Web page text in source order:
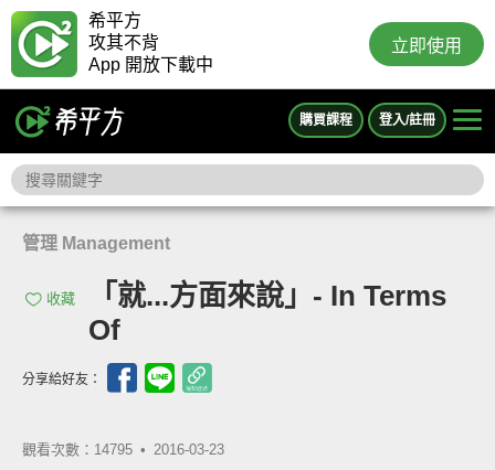
希平方
攻其不背
App 開放下載中
立即使用
購買課程 登入/註冊
管理 Management
收藏
「就...方面來說」- In Terms
Of
分享給好友：
觀看次數：14795 • 2016-03-23